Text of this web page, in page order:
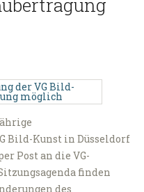
Bild-Kunst in Düsseldorf
Post an die VG-
finden
des